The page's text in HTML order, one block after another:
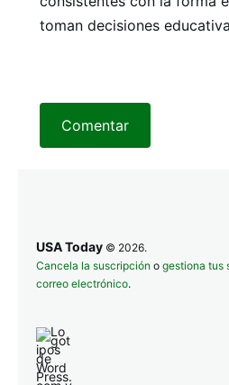
toman decisiones
Comentar
USA Today © 2026.
Cancela la suscripción o gestiona tus
correo electrónico.